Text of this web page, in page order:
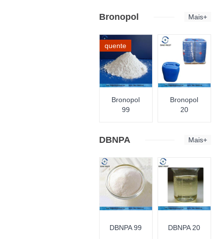
Bronopol Mais+
quente
Bronopol
99
Bronopol
20
DBNPA Mais+
DBNPA 99 DBNPA 20